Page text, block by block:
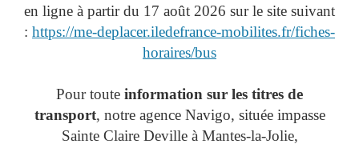
en ligne à partir du 17 août 2026 sur le site suivant
: https://me-deplacer.iledefrance-mobilites.fr/fiches-
horaires/bus
Pour toute information sur les titres de
transport, notre agence Navigo, située impasse
Sainte Claire Deville à Mantes-la-Jolie,